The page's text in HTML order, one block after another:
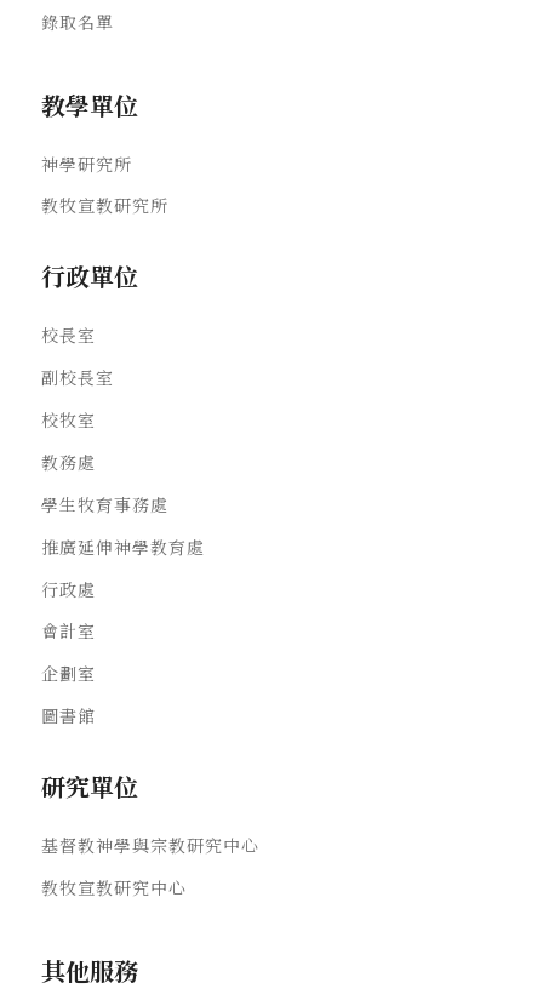
錄取名單
教學單位
神學研究所
教牧宣教研究所
行政單位
校長室
副校長室
校牧室
教務處
學生牧育事務處
推廣延伸神學教育處
行政處
會計室
企劃室
圖書館
研究單位
基督教神學與宗教研究中心
教牧宣教研究中心
其他服務